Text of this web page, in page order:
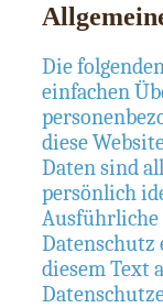
Die
einfachen
diese
Daten sind
persönlich
Datenschutz
diesem Text